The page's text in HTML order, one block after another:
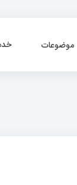
موضوعات